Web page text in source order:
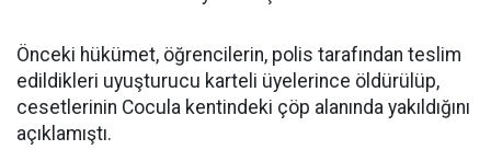
Önceki hükümet, öğrencilerin, polis tarafından teslim
edildikleri uyuşturucu karteli üyelerince öldürülüp,
cesetlerinin Cocula kentindeki çöp alanında yakıldığını
açıklamıştı.